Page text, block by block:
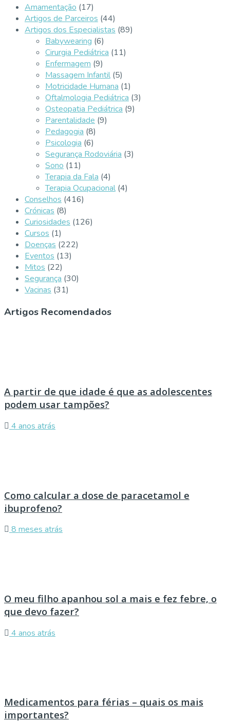
Amamentação (17)
Artigos de Parceiros (44)
Artigos dos Especialistas (89)
Babywearing (6)
Cirurgia Pediátrica (11)
Enfermagem (9)
Massagem Infantil (5)
Motricidade Humana (1)
Oftalmologia Pediátrica (3)
Osteopatia Pediátrica (9)
Parentalidade (9)
Pedagogia (8)
Psicologia (6)
Segurança Rodoviária (3)
Sono (11)
Terapia da Fala (4)
Terapia Ocupacional (4)
Conselhos (416)
Crónicas (8)
Curiosidades (126)
Cursos (1)
Doenças (222)
Eventos (13)
Mitos (22)
Segurança (30)
Vacinas (31)
Artigos Recomendados
A partir de que idade é que as adolescentes
podem usar tampões?
4 anos atrás
Como calcular a dose de paracetamol e
ibuprofeno?
8 meses atrás
O meu filho apanhou sol a mais e fez febre, o
que devo fazer?
4 anos atrás
Medicamentos para férias – quais os mais
importantes?